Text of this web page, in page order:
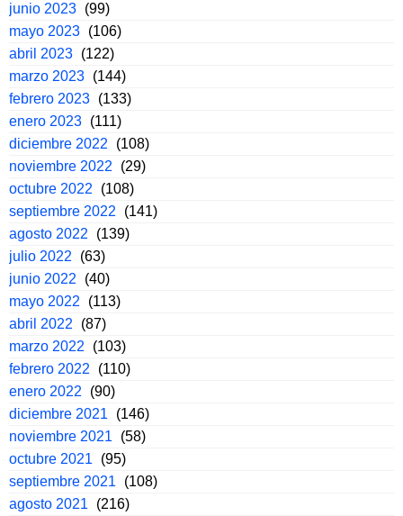
junio 2023 (99)
mayo 2023 (106)
abril 2023 (122)
marzo 2023 (144)
febrero 2023 (133)
enero 2023 (111)
diciembre 2022
(108)
noviembre 2022
(29)
octubre 2022
(108)
septiembre 2022
(141)
agosto 2022
(139)
julio 2022
(63)
junio 2022
(40)
mayo 2022
(113)
abril 2022
(87)
marzo 2022
(103)
febrero 2022
(110)
enero 2022
(90)
diciembre 2021
(146)
noviembre 2021
(58)
octubre 2021
(95)
septiembre 2021
(108)
agosto 2021
(216)